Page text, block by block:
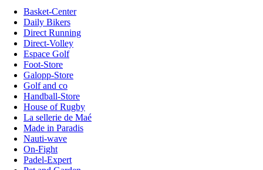
Basket-Center
Daily Bikers
Direct Running
Direct-Volley
Espace Golf
Foot-Store
Galopp-Store
Golf and co
Handball-Store
House of Rugby
La sellerie de Maé
Made in Paradis
Nauti-wave
On-Fight
Padel-Expert